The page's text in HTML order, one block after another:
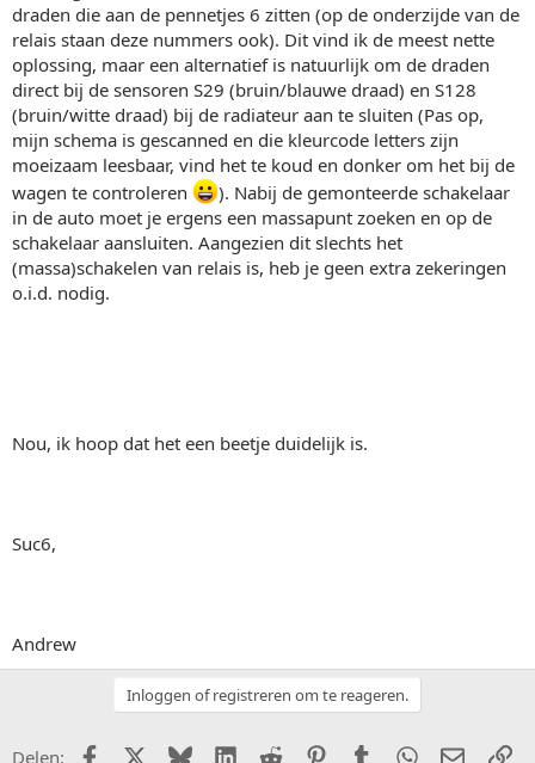
draden die aan de pennetjes 6 zitten (op de onderzijde van de
relais staan deze nummers ook). Dit vind ik de meest nette
oplossing, maar een alternatief is natuurlijk om de draden
direct bij de sensoren S29 (bruin/blauwe draad) en S128
(bruin/witte draad) bij de radiateur aan te sluiten (Pas op,
mijn schema is gescanned en die kleurcode letters zijn
moeizaam leesbaar, vind het te koud en donker om het bij de
wagen te controleren
). Nabij de gemonteerde schakelaar
in de auto moet je ergens een massapunt zoeken en op de
schakelaar aansluiten. Aangezien dit slechts het
(massa)schakelen van relais is, heb je geen extra zekeringen
o.i.d. nodig.
Nou, ik hoop dat het een beetje duidelijk is.
Suc6,
Andrew
Inloggen of registreren om te reageren.
Delen: FacebookX (Twitter)
BlueskyLinkedIn
Reddit PinterestTumblr WhatsApp
E-mail